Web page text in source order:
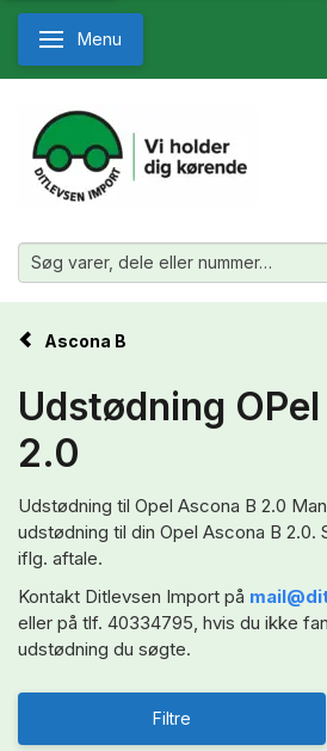
Skifte navigation
Menu
Ascona B
Udstødning
2.0
Udstødning til Opel Ascona B 2.0
udstødning til din Opel Ascona B 2.0.
iflg. aftale.
Kontakt Ditlevsen Import på
eller på tlf. 40334795, hvis du ikke
udstødning du søgte.
Filtre